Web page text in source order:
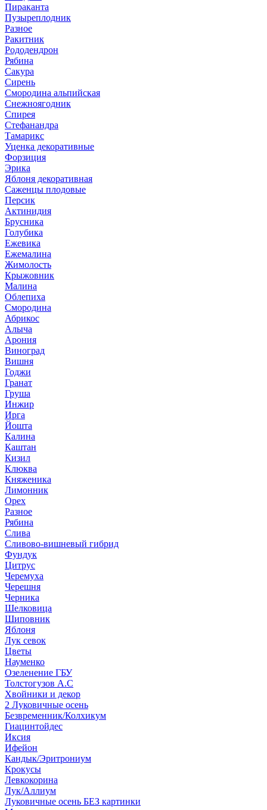
Пираканта
Пузыреплодник
Разное
Ракитник
Рододендрон
Рябина
Сакура
Сирень
Смородина альпийская
Снежноягодник
Спирея
Стефанандра
Тамарикс
Уценка декоративные
Форзиция
Эрика
Яблоня декоративная
Саженцы плодовые
Персик
Актинидия
Брусника
Голубика
Ежевика
Ежемалина
Жимолость
Крыжовник
Малина
Облепиха
Смородина
Абрикос
Алыча
Арония
Виноград
Вишня
Годжи
Гранат
Груша
Инжир
Ирга
Йошта
Калина
Каштан
Кизил
Клюква
Княженика
Лимонник
Орех
Разное
Рябина
Слива
Сливово-вишневый гибрид
Фундук
Цитрус
Черемуха
Черешня
Черника
Шелковица
Шиповник
Яблоня
Лук севок
Цветы
Науменко
Озеленение ГБУ
Толстогузов А.С
Хвойники и декор
2 Луковичные осень
Безвременник/Колхикум
Гиацинтойдес
Иксия
Ифейон
Кандык/Эритрониум
Крокусы
Левкокорина
Лук/Аллиум
Луковичные осень БЕЗ картинки